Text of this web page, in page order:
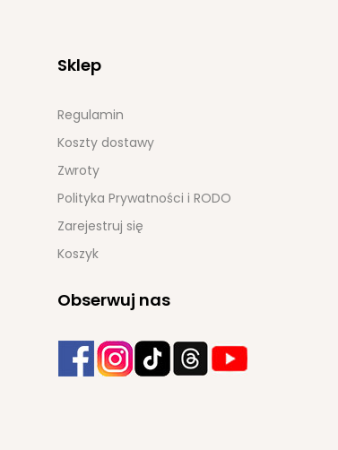
Sklep
Regulamin
Koszty dostawy
Zwroty
Polityka Prywatności i RODO
Zarejestruj się
Koszyk
Obserwuj nas